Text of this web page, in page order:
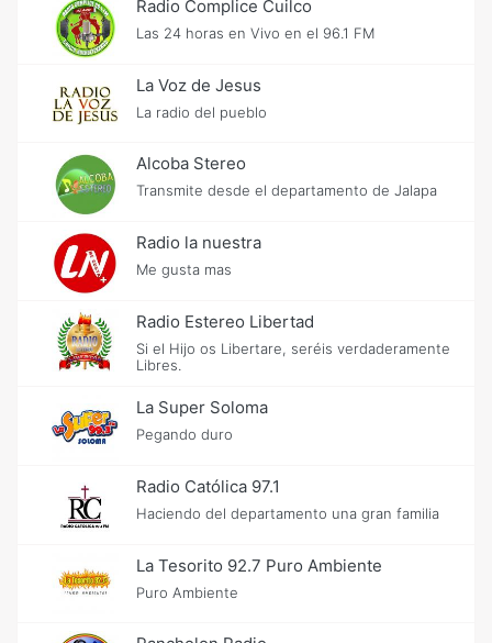
Radio Complice Cuilco
Las 24 horas en Vivo en el 96.1 FM
La Voz de Jesus
La radio del pueblo
Alcoba Stereo
Transmite desde el departamento de Jalapa
Radio la nuestra
Me gusta mas
Radio Estereo Libertad
Si el Hijo os Libertare, seréis verdaderamente
Libres.
La Super Soloma
Pegando duro
Radio Católica 97.1
Haciendo del departamento una gran familia
La Tesorito 92.7 Puro Ambiente
Puro Ambiente